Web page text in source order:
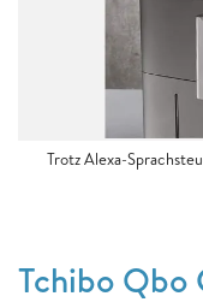
Trotz Alexa-
Tchibo Qbo